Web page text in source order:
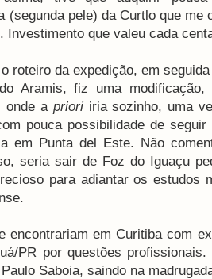
(segunda pele) da Curtlo que me
Investimento que valeu cada
roteiro da expedição, em
Aramis, fiz uma modificação,
onde a prioriiria sozinho, uma
pouca possibilidade de
em Punta del Este. Não
seria sair de Foz do Iguaçu
para adiantar os estudos
encontrariam em Curitiba com
PR por questões
Saboia, saindo na